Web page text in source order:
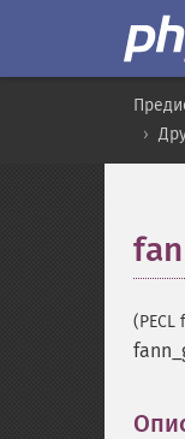
(PECL